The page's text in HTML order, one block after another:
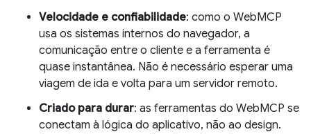
Velocidade e confiabilidade: como o WebMCP
usa os sistemas internos do navegador, a
comunicação entre o cliente e a ferramenta é
quase instantânea. Não é necessário esperar uma
viagem de ida e volta para um servidor remoto.
Criado para durar: as ferramentas do WebMCP se
conectam à lógica do aplicativo, não ao design.